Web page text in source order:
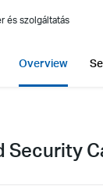
és szolgáltatás
Overview
Security